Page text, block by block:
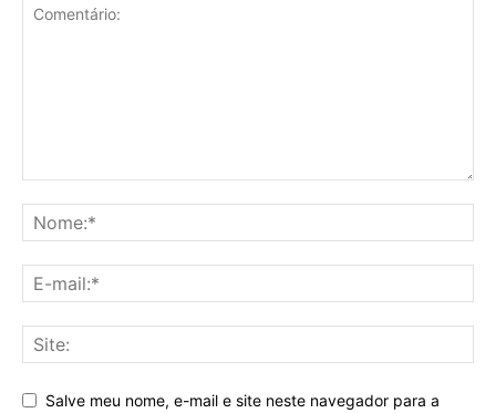
Salve meu nome, e-mail e site neste navegador para a